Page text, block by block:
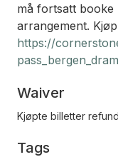
må fortsatt
arrangement.
https://
Waiver
Kjøpte billetter
Tags